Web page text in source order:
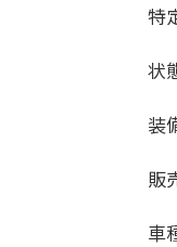
特
状
装
販
車